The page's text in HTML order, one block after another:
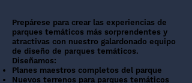
Prepárese para crear las experiencias de
parques temáticos más sorprendentes y
atractivas con nuestro galardonado equipo
de diseño de parques temáticos.
Diseñamos:
Planes maestros completos del parque
Nuevos terrenos para parques temáticos